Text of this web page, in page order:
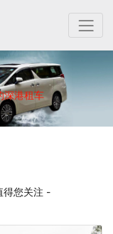
深港租车
得您关注 -